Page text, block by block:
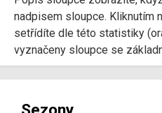
nadpisem sloupce. Kliknutím
setřídíte dle této statistiky
vyznačeny sloupce se